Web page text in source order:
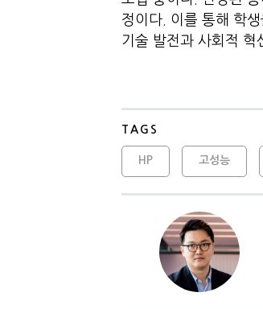
정이다. 이를 통해 학
기술 발전과 사회적 혁
TAGS
HP 고성능